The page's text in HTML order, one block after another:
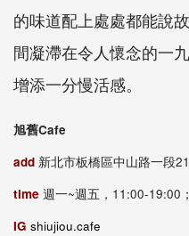
的味道配上處處都能說
間凝滯在令人懷念的一
增添一分慢活感。
旭舊Cafe
add 新北市板橋區中山路一段
time 週一~週五， 11:00-19:00
IG shiujiou.cafe